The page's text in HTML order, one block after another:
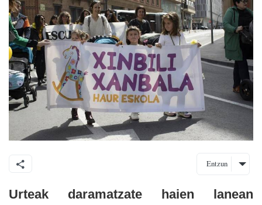
Entzun
Urteak daramatzate haien lanean